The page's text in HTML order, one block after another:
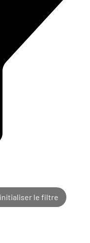
le filtre